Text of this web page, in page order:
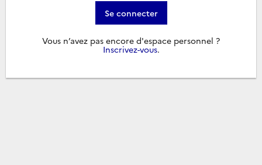
Se connecter
Vous n’avez pas encore d'espace personnel ?
Inscrivez-vous.